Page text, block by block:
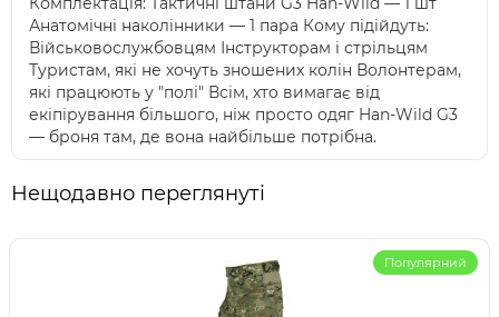
Анатомічні наколінники — 1 пара Кому підійдуть:
Військовослужбовцям Інструкторам і стрільцям
Туристам, які не хочуть зношених колін Волонтерам,
які працюють у "полі" Всім, хто вимагає від
екіпірування більшого, ніж просто одяг Han-Wild G3
— броня там, де вона найбільше потрібна.
Нещодавно переглянуті
Популярний